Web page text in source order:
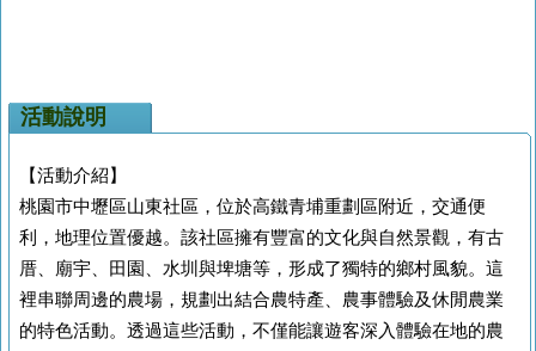
活動說明
【活動介紹】
桃園市中壢區山東社區，位於高鐵青埔重劃區附近，交通便
利，地理位置優越。該社區擁有豐富的文化與自然景觀，有古
厝、廟宇、田園、水圳與埤塘等，形成了獨特的鄉村風貌。這
裡串聯周邊的農場，規劃出結合農特產、農事體驗及休閒農業
的特色活動。透過這些活動，不僅能讓遊客深入體驗在地的農